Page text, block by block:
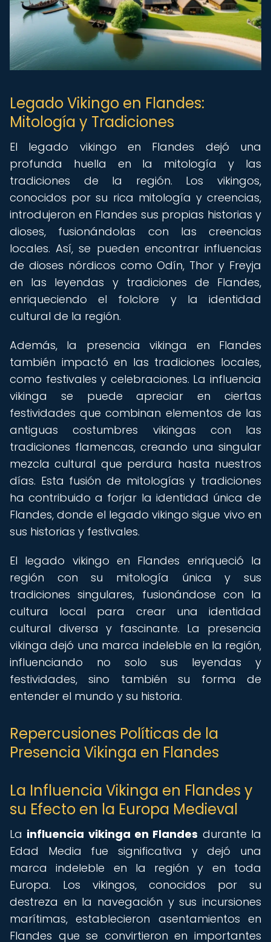
Legado Vikingo en Flandes:
Mitología y Tradiciones
El legado vikingo en Flandes dejó una
profunda huella en la mitología y las
tradiciones de la región. Los vikingos,
conocidos por su rica mitología y creencias,
introdujeron en Flandes sus propias historias y
dioses, fusionándolas con las creencias
locales. Así, se pueden encontrar influencias
de dioses nórdicos como Odín, Thor y Freyja
en las leyendas y tradiciones de Flandes,
enriqueciendo el folclore y la identidad
cultural de la región.
Además, la presencia vikinga en Flandes
también impactó en las tradiciones locales,
como festivales y celebraciones. La influencia
vikinga se puede apreciar en ciertas
festividades que combinan elementos de las
antiguas costumbres vikingas con las
tradiciones flamencas, creando una singular
mezcla cultural que perdura hasta nuestros
días. Esta fusión de mitologías y tradiciones
ha contribuido a forjar la identidad única de
Flandes, donde el legado vikingo sigue vivo en
sus historias y festivales.
El legado vikingo en Flandes enriqueció la
región con su mitología única y sus
tradiciones singulares, fusionándose con la
cultura local para crear una identidad
cultural diversa y fascinante. La presencia
vikinga dejó una marca indeleble en la región,
influenciando no solo sus leyendas y
festividades, sino también su forma de
entender el mundo y su historia.
Repercusiones Políticas de la
Presencia Vikinga en Flandes
La Influencia Vikinga en Flandes y
su Efecto en la Europa Medieval
La influencia vikinga en Flandes durante la
Edad Media fue significativa y dejó una
marca indeleble en la región y en toda
Europa. Los vikingos, conocidos por su
destreza en la navegación y sus incursiones
marítimas, establecieron asentamientos en
Flandes que se convirtieron en importantes